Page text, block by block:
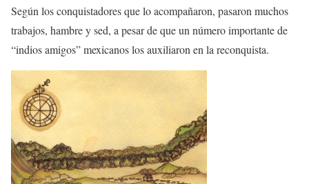
Según los conquistadores que lo acompañaron, pasaron muchos
trabajos, hambre y sed, a pesar de que un número importante de
“indios amigos” mexicanos los auxiliaron en la reconquista.